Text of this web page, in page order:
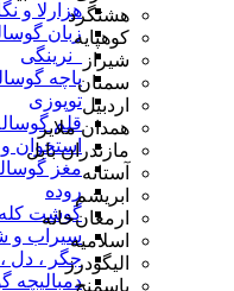
هزارلا و
زبان
_نرینگی
پاچه
توپوزی
قلم
استخوان
مغز
روده
گوشت
سیراب و
جگر ، دل
دمبالیچه
هشتگرد
کوهپایه
شیراز
سمنان
اردبیل
همدان ملایر
مازندران بابل
آستانه
ابریشم
ارمغان‌خانه
اسلامیه
الیگودرز
باسمنج